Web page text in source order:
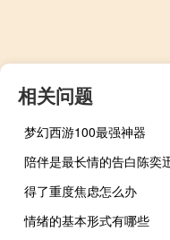
相关问题
梦幻西游100最强神器
得了重度焦虑怎么办
情绪的基本形式有哪些